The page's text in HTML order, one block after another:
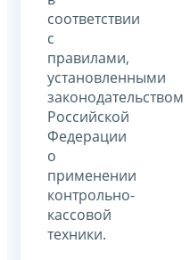
соответствии
с
правилами,
установленными
законодательством
Российской
Федерации
о
применении
контрольно-
кассовой
техники.